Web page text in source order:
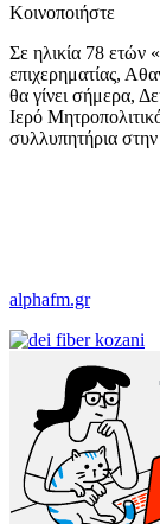
Κοινοποιήστε
Σε ηλικία 78 ετών
επιχερηματίας,
θα γίνει σήμερα,
Ιερό
συλλυπητήρια στην
alphafm.gr